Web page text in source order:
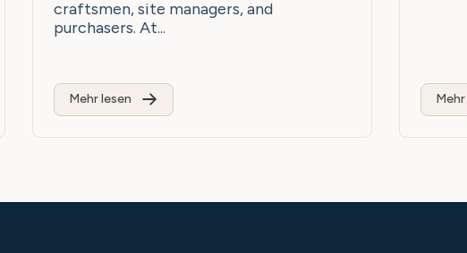
craftsmen, site managers, and
purchasers. At...
Mehr lesen